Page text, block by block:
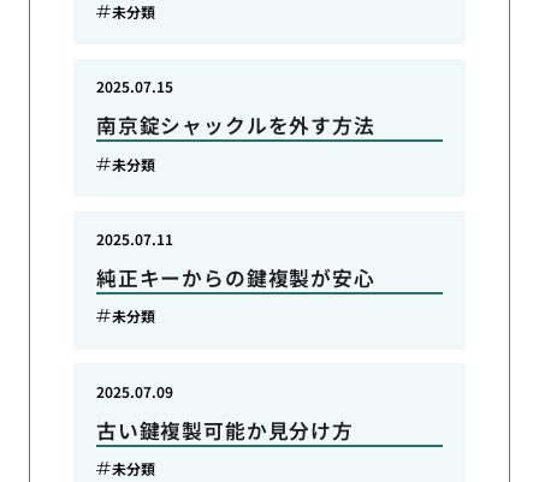
未分類
南京錠シャックルを外す方法
2025.07.15
未分類
純正キーからの鍵複製が安心
2025.07.11
未分類
古い鍵複製可能か見分け方
2025.07.09
未分類